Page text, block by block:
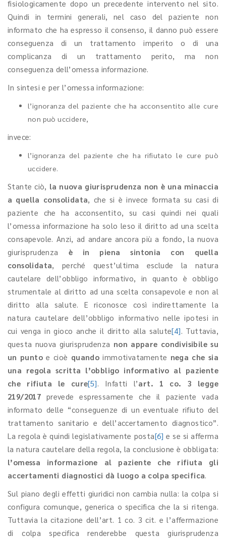
fisiologicamente dopo un precedente intervento nel sito.
Quindi in termini generali, nel caso del paziente non
informato che ha espresso il consenso, il danno può essere
conseguenza di un trattamento imperito o di una
complicanza di un trattamento perito, ma non
conseguenza dell’omessa informazione.
In sintesi e per l’omessa informazione:
l’ignoranza del paziente che ha acconsentito alle cure
non può uccidere,
invece:
l’ignoranza del paziente che ha rifiutato le cure può
uccidere.
Stante ciò, la nuova giurisprudenza non è una minaccia
a quella consolidata, che si è invece formata su casi di
paziente che ha acconsentito, su casi quindi nei quali
l’omessa informazione ha solo leso il diritto ad una scelta
consapevole. Anzi, ad andare ancora più a fondo, la nuova
giurisprudenza è in piena sintonia con quella
consolidata, perché quest’ultima esclude la natura
cautelare dell’obbligo informativo, in quanto è obbligo
strumentale al diritto ad una scelta consapevole e non al
diritto alla salute. E riconosce così indirettamente la
natura cautelare dell’obbligo informativo nelle ipotesi in
cui venga in gioco anche il diritto alla salute[4]. Tuttavia,
questa nuova giurisprudenza non appare condivisibile su
un punto e cioè quando immotivatamente nega che sia
una regola scritta l’obbligo informativo al paziente
che rifiuta le cure[5]. Infatti l’art. 1 co. 3 legge
219/2017 prevede espressamente che il paziente vada
informato delle “conseguenze di un eventuale rifiuto del
trattamento sanitario e dell’accertamento diagnostico”.
La regola è quindi legislativamente posta[6] e se si afferma
la natura cautelare della regola, la conclusione è obbligata:
l’omessa informazione al paziente che rifiuta gli
accertamenti diagnostici dà luogo a colpa specifica.
Sul piano degli effetti giuridici non cambia nulla: la colpa si
configura comunque, generica o specifica che la si ritenga.
Tuttavia la citazione dell’art. 1 co. 3 cit. e l’affermazione
di colpa specifica renderebbe questa giurisprudenza